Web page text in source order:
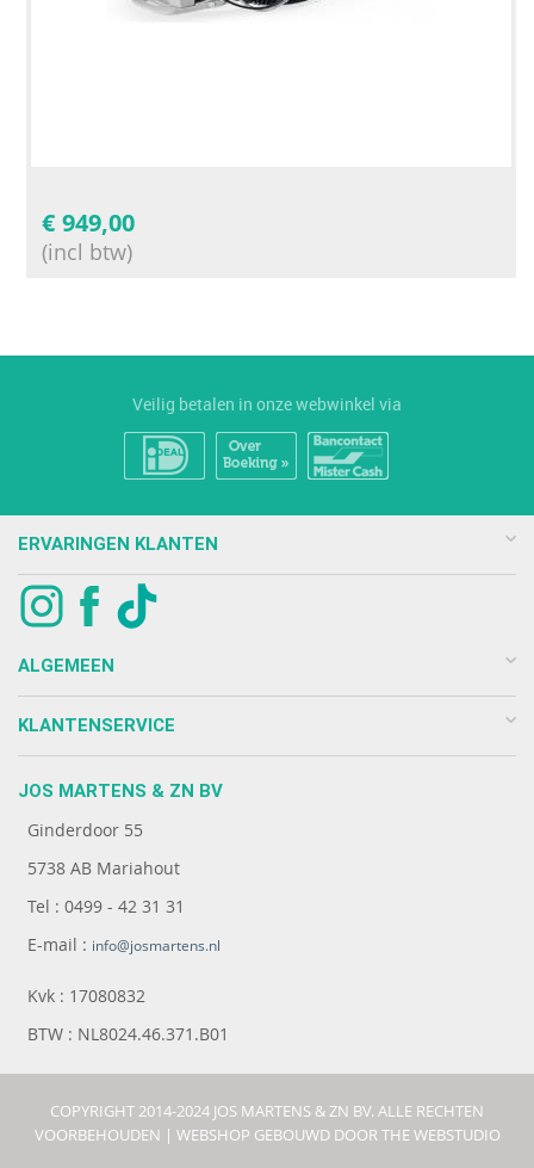
€ 949,00
(incl btw)
Veilig betalen in onze webwinkel via
ERVARINGEN KLANTEN
ALGEMEEN
KLANTENSERVICE
JOS MARTENS & ZN BV
Ginderdoor 55
5738 AB Mariahout
Tel : 0499 - 42 31 31
E-mail : info@josmartens.nl
Kvk : 17080832
BTW : NL8024.46.371.B01
COPYRIGHT 2014-2024 JOS MARTENS & ZN BV. ALLE RECHTEN
VOORBEHOUDEN | WEBSHOP GEBOUWD DOOR THE WEBSTUDIO